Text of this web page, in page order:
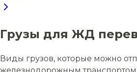
Грузы для ЖД
Виды грузов, которые можно